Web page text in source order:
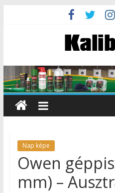
Nap képe
Owen
mm) –